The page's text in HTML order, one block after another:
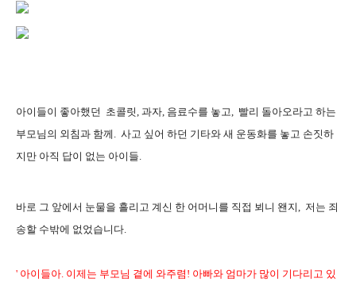
아이들이 좋아했던 초콜릿, 과자, 음료수를 놓고, 빨리 돌아오라고 하는
부모님의 외침과 함께. 사고 싶어 하던 기타와 새 운동화를 놓고 손짓하
지만 아직 답이 없는 아이들.
바로 그 앞에서 눈물을 흘리고 계신 한 어머니를 직접 뵈니 왠지, 저는 죄
송할 수밖에 없었습니다.
' 아이들아. 이제는 부모님 곁에 와주렴! 아빠와 엄마가 많이 기다리고 있